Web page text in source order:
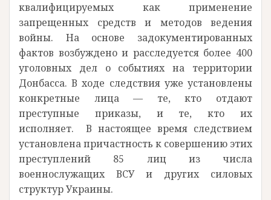
квалифицируемых как применение
запрещенных средств и методов ведения
войны. На основе задокументированных
фактов возбуждено и расследуется более 400
уголовных дел о событиях на территории
Донбасса. В ходе следствия уже установлены
конкретные лица — те, кто отдают
преступные приказы, и те, кто их
исполняет. В настоящее время следствием
установлена причастность к совершению этих
преступлений 85 лиц из числа
военнослужащих ВСУ и других силовых
структур Украины.